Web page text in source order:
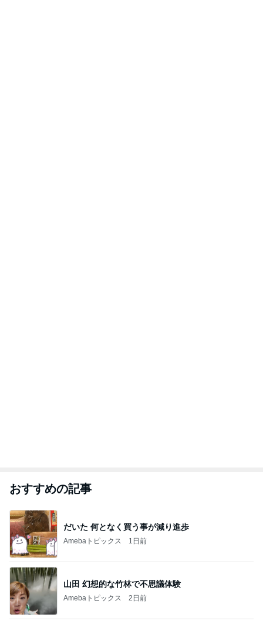
おすすめの記事
だいた 何となく買う事が減り進歩
Amebaトピックス 1日前
山田 幻想的な竹林で不思議体験
Amebaトピックス 2日前